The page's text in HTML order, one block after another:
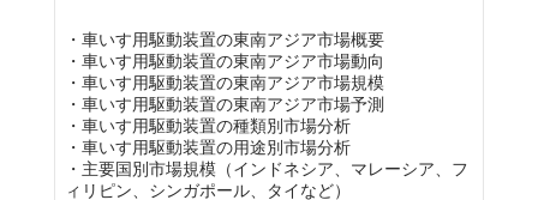
・車いす用駆動装置の東南アジア市場概要
・車いす用駆動装置の東南アジア市場動向
・車いす用駆動装置の東南アジア市場規模
・車いす用駆動装置の東南アジア市場予測
・車いす用駆動装置の種類別市場分析
・車いす用駆動装置の用途別市場分析
・主要国別市場規模（インドネシア、マレーシア、フ
ィリピン、シンガポール、タイなど）